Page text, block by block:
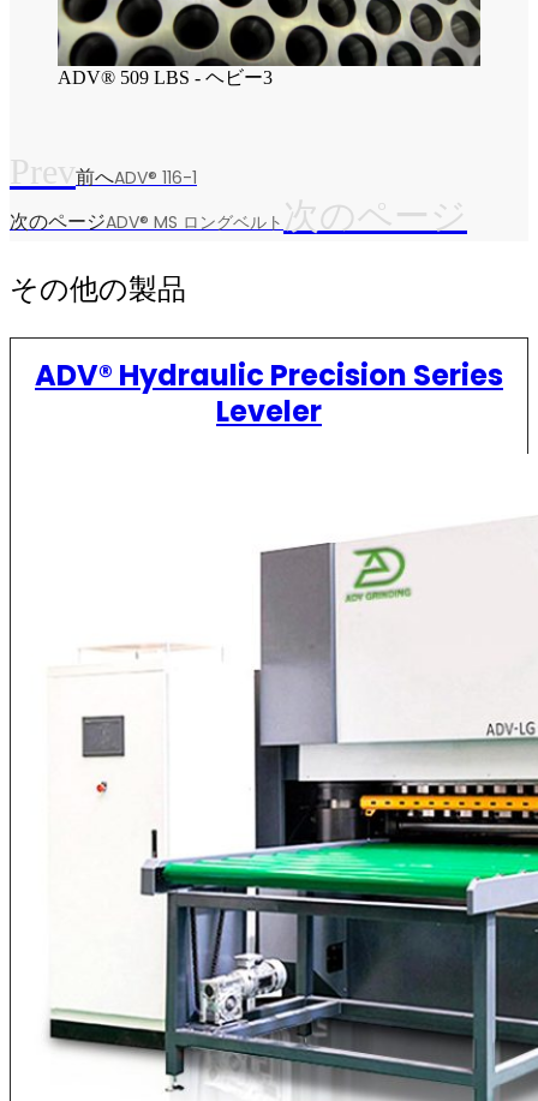
ADV® 509 LBS - ヘビー3
Prev前へADV® 116-1
次のページADV® MS ロングベルト 次のページ
その他の製品
ADV® Hydraulic Precision Series
Leveler